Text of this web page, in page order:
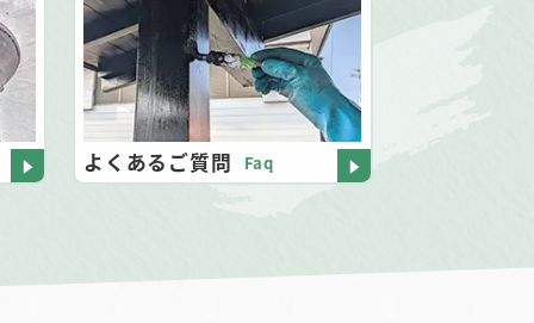
よくあるご質問 Faq